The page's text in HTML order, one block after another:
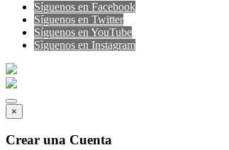
Síguenos en Facebook
Síguenos en Twitter
Síguenos en YouTube
Sìguenos en Instagram
×
Crear una Cuenta